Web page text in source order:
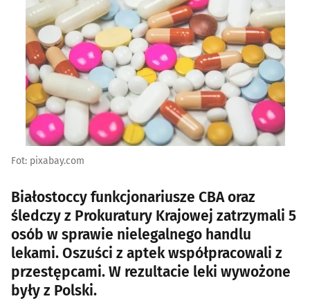
Fot: pixabay.com
Białostoccy funkcjonariusze CBA oraz
śledczy z Prokuratury Krajowej zatrzymali 5
osób w sprawie nielegalnego handlu
lekami. Oszuści z aptek współpracowali z
przestępcami. W rezultacie leki wywożone
były z Polski.